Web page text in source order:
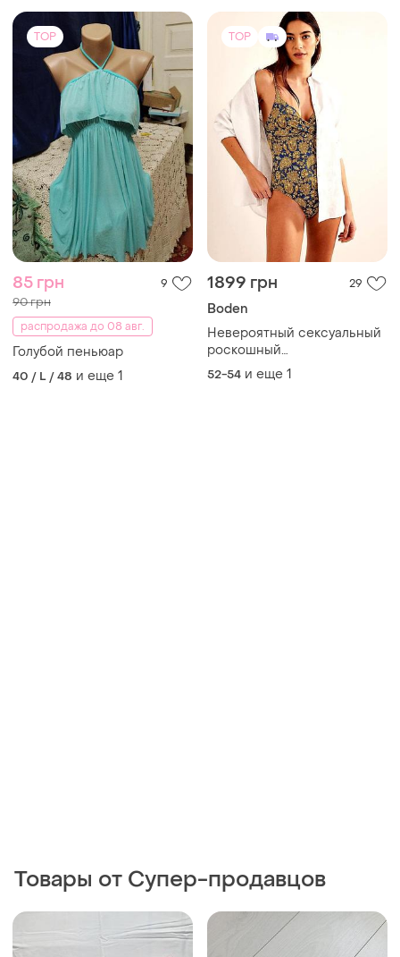
TOP
85 грн 9
90 грн
распродажа до 08 авг.
Голубой пеньюар
40 / L / 48 и еще 1
TOP
1899 грн 29
Boden
Невероятный сексуальный
роскошный
корректирующий купальник
52-54 и еще 1
Товары от Супер-продавцов